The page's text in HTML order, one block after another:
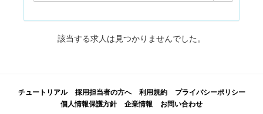
該当する求人は見つかりませんでした。
チュートリアル 採用担当者の方へ 利用規約
プライバシーポリシー
個人情報保護方針
企業情報 お問い合わせ